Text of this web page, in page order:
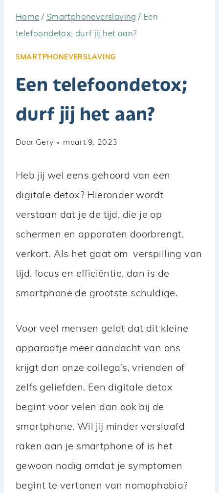
Home / Smartphoneverslaving / Een
telefoondetox; durf jij het aan?
SMARTPHONEVERSLAVING
Een telefoondetox;
durf jij het aan?
Door Gery maart 9, 2023
Heb jij wel eens gehoord van een
digitale detox? Hieronder wordt
verstaan dat je de tijd, die je op
schermen en apparaten doorbrengt,
verkort. Als het gaat om verspilling van
tijd, focus en efficiëntie, dan is de
smartphone de grootste schuldige.
Voor veel mensen geldt dat dit kleine
apparaatje meer aandacht van ons
krijgt dan onze collega’s, vrienden of
zelfs geliefden. Een digitale detox
begint voor velen dan ook bij de
smartphone. Wil jij minder verslaafd
raken aan je smartphone of is het
gewoon nodig omdat je symptomen
begint te vertonen van nomophobia?